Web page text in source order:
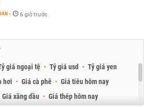
- 6 giờ trước
giá ngoại tệ Tỷ giá usd
Tỷ giá yen
hơi Giá cà phê
Giá tiêu hôm nay
Giá xăng dầu
Giá thép hôm nay